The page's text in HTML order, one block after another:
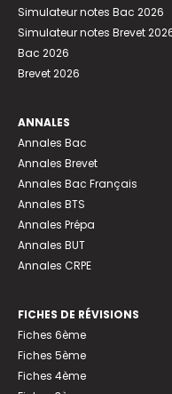
Simulateur notes Bac 2026
Simulateur notes Brevet
Bac 2026
Brevet 2026
ANNALES
Annales Bac
Annales Brevet
Annales Bac Français
Annales BTS
Annales Prépa
Annales BUT
Annales CRPE
FICHES DE RÉVISIONS
Fiches 6ème
Fiches 5ème
Fiches 4ème